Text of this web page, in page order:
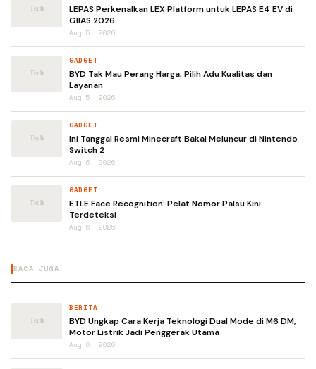
LEPAS Perkenalkan LEX Platform untuk LEPAS E4 EV di
GIIAS 2026
Aug 5, 2026
GADGET
BYD Tak Mau Perang Harga, Pilih Adu Kualitas dan
Layanan
Aug 5, 2026
GADGET
Ini Tanggal Resmi Minecraft Bakal Meluncur di Nintendo
Switch 2
Aug 6, 2026
GADGET
ETLE Face Recognition: Pelat Nomor Palsu Kini
Terdeteksi
Aug 6, 2026
BACA JUGA
BERITA
BYD Ungkap Cara Kerja Teknologi Dual Mode di M6 DM,
Motor Listrik Jadi Penggerak Utama
Aug 6, 2026